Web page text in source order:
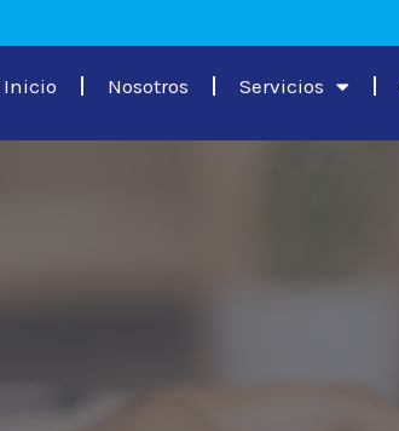
Inicio Nosotros Servicios